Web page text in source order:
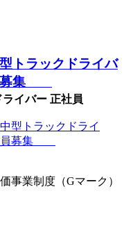
トラックドライバ
募集
イバー 正社員
事業制度（Gマーク）